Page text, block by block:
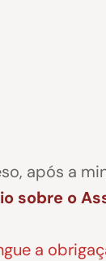
após a
sobre o
a